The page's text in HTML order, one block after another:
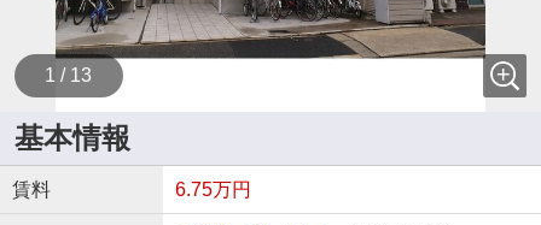
1 / 13
基本情報
賃料 6.75万円